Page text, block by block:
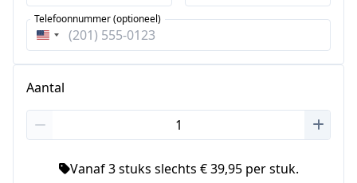
Verenigde
Telefoonnummer (optioneel)
Aantal
Vanaf 3 stuks slechts € 39,95 per stuk.